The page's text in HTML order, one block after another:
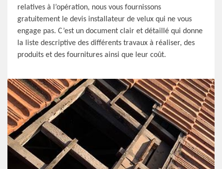
relatives à l’opération, nous vous fournissons
gratuitement le devis installateur de velux qui ne vous
engage pas. C’est un document clair et détaillé qui donne
la liste descriptive des différents travaux à réaliser, des
produits et des fournitures ainsi que leur coût.